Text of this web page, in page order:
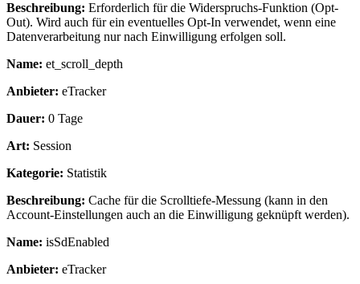
Beschreibung: Erforderlich für die Widerspruchs-Funktion (Opt-
Out). Wird auch für ein eventuelles Opt-In verwendet, wenn eine
Datenverarbeitung nur nach Einwilligung erfolgen soll.
Name: et_scroll_depth
Anbieter: eTracker
Dauer: 0 Tage
Art: Session
Kategorie: Statistik
Beschreibung: Cache für die Scrolltiefe-Messung (kann in den
Account-Einstellungen auch an die Einwilligung geknüpft werden).
Name: isSdEnabled
Anbieter: eTracker